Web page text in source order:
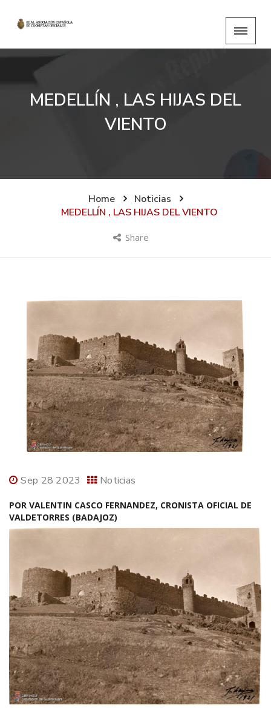
MEDELLÍN , LAS HIJAS DEL
VIENTO
Home
Noticias
MEDELLÍN , LAS HIJAS DEL VIENTO
Share
Sep 28 2023 Noticias
POR VALENTIN CASCO FERNANDEZ, CRONISTA OFICIAL DE
VALDETORRES (BADAJOZ)